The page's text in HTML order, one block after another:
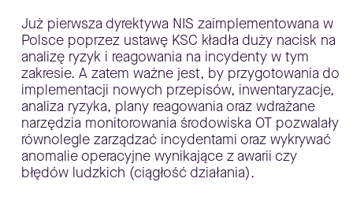
Już pierwsza dyrektywa NIS zaimplementowana w
Polsce poprzez ustawę KSC kładła duży nacisk na
analizę ryzyk i reagowania na incydenty w tym
zakresie. A zatem ważne jest, by przygotowania do
implementacji nowych przepisów, inwentaryzacje,
analiza ryzyka, plany reagowania oraz wdrażane
narzędzia monitorowania środowiska OT pozwalały
równolegle zarządzać incydentami oraz wykrywać
anomalie operacyjne wynikające z awarii czy
błędów ludzkich (ciągłość działania).